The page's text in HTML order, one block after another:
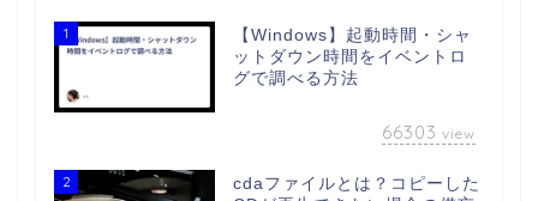
1
【Windows】起動時間・シャ
ットダウン時間をイベントロ
グで調べる方法
66303 view
2
cdaファイルとは？コピーした